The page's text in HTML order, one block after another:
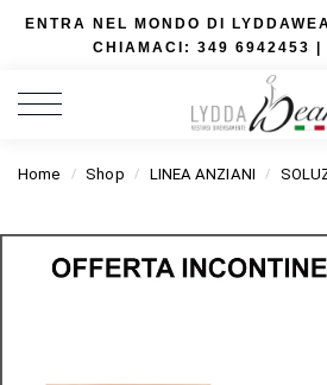
ENTRA NEL MONDO DI
CHIAMACI: 349 6942453 |
Home / Shop / LINEA ANZIANI /